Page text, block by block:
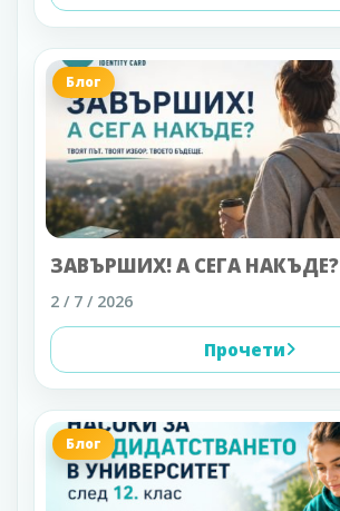
Блог
ЗАВЪРШИХ! А СЕГА НАКЪДЕ?
2 / 7 / 2026
Прочети
Блог